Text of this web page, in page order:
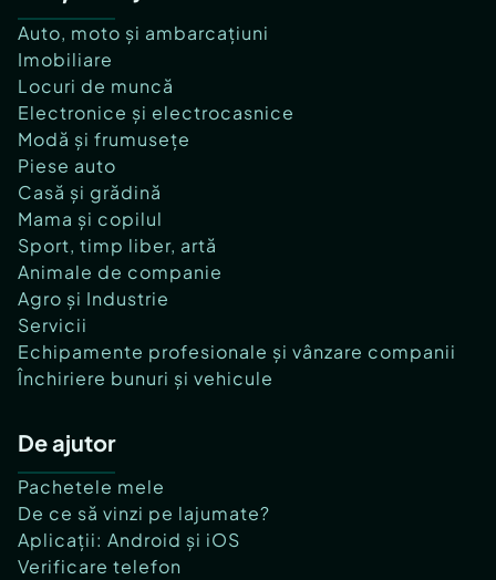
| 243 000 Euro + TVA - Avans 50% | Preț 247 000
Euro + TVA - Avans 20%
Lista completă de apartamente disponibile în
imobilul Empire Residence Tornadei 2 o poți
consulta pe imoneria.ro.
???? Dacă rezonezi cu cele descrise, hai să
discutăm detaliile și să programăm o vizionare la
fața locului.
Reprezentăm dezvoltatorul în mod direct și oferim
consultanță completă (tehnică, imobiliară,
financiară) — cu comision 0% pentru cumpărător.
Id intern: P159968
Confort:1
Număr Băi:
Comision cumpărător:
Auto, moto și ambarcațiuni
Imobiliare
Locuri de muncă
Electronice și electrocasnice
Modă și frumusețe
Piese auto
Casă și grădină
Mama și copilul
Sport, timp liber, artă
Animale de companie
Agro și Industrie
Servicii
Echipamente profesionale și vânzare companii
Închiriere bunuri și vehicule
De ajutor
Pachetele mele
De ce să vinzi pe lajumate?
Aplicații: Android și iOS
Verificare telefon